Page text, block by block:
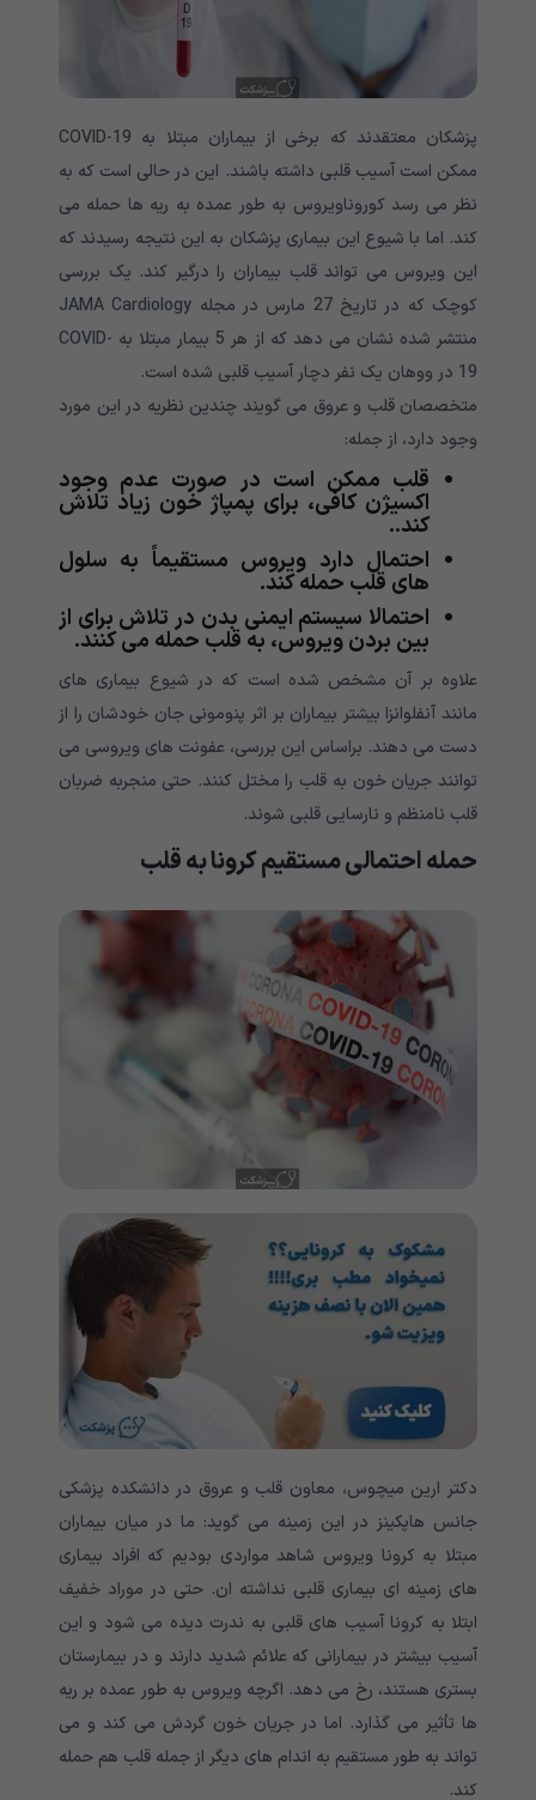
پزشکان معتقدند که برخی از بیماران مبتلا به COVID-19
ممکن است آسیب قلبی داشته باشند. این در حالی است که به
نظر می رسد کوروناویروس به طور عمده به ریه ها حمله می
کند. اما با شیوع این بیماری پزشکان به این نتیجه رسیدند که
این ویروس می تواند قلب بیماران را درگیر کند. یک بررسی
کوچک که در تاریخ 27 مارس در مجله JAMA Cardiology
منتشر شده نشان می دهد که از هر 5 بیمار مبتلا به COVID-
19 در ووهان یک نفر دچار آسیب قلبی شده است.
متخصصان قلب و عروق می گویند چندین نظریه در این مورد
وجود دارد، از جمله:
قلب ممکن است در صورت عدم وجود
اکسیژن کافی، برای پمپاژ خون زیاد تلاش
کند..
احتمال دارد ویروس مستقیماً به سلول
های قلب حمله کند.
احتمالا سیستم ایمنی بدن در تلاش برای از
بین بردن ویروس، به قلب حمله می کنند.
علاوه بر آن مشخص شده است که در شیوع بیماری های
مانند آنفلوانزا بیشتر بیماران بر اثر پنومونی جان خودشان را از
دست می دهند. براساس این بررسی، عفونت های ویروسی می
توانند جریان خون به قلب را مختل کنند. حتی منجربه ضربان
قلب نامنظم و نارسایی قلبی شوند.
حمله احتمالی مستقیم کرونا به قلب
دکتر ارین میچوس، معاون قلب و عروق در دانشکده پزشکی
جانس هاپکینز در این زمینه می گوید: ما در میان بیماران
مبتلا به کرونا ویروس شاهد مواردی بودیم که افراد بیماری
های زمینه ای بیماری قلبی نداشته ان. حتی در موراد خفیف
ابتلا به کرونا آسیب های قلبی به ندرت دیده می شود و این
آسیب بیشتر در بیمارانی که علائم شدید دارند و در بیمارستان
بستری هستند، رخ می دهد. اگرچه ویروس به طور عمده بر ریه
ها تأثیر می گذارد. اما در جریان خون گردش می کند و می
تواند به طور مستقیم به اندام های دیگر از جمله قلب هم حمله
کند.